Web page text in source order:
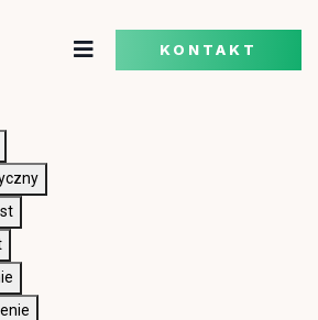
KONTAKT